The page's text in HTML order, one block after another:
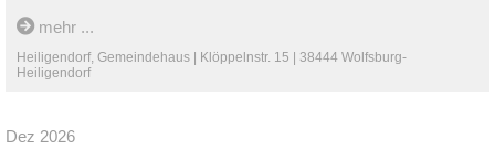
mehr ...
Heiligendorf, Gemeindehaus | Klöppelnstr. 15 | 38444 Wolfsburg-
Heiligendorf
Dez 2026